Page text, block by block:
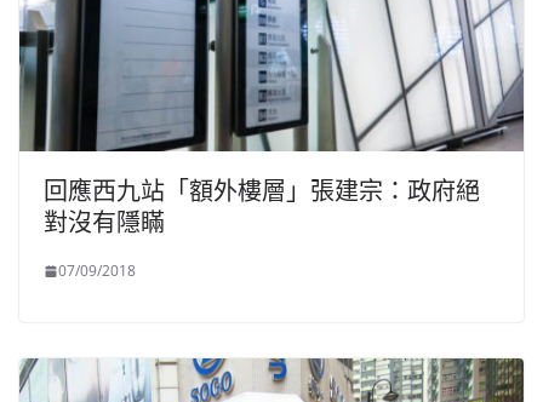
回應西九站「額外樓層」張建宗：政府絕
對沒有隱瞞
07/09/2018